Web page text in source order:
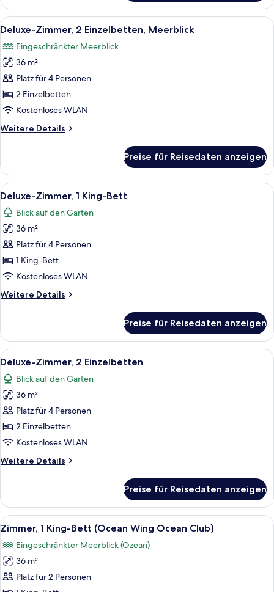
Zimmer,
1 King-
Bett,
Alle
Fotos
für
Deluxe-
Zimmer,
2 Einzelbetten,
Meerblick
Ein Hotelzimmer mit Bett, Sessel,
7
Deluxe-Zimmer, 2 Einzelbetten, Meerblick
Eingeschränkter Meerblick
36 m²
Platz für 4 Personen
2 Einzelbetten
Kostenloses WLAN
Weitere Details
Weitere
Zimmer,
2 Einzelbetten,
Meerblick
Preise für Reisedaten anzeigen
Alle
Fotos
für
Deluxe-
Zimmer,
1 King-
Bett
Ein Hotelzimmer mit einem großen
9
Deluxe-Zimmer, 1 King-Bett
Blick auf den Garten
36 m²
Platz für 4 Personen
1 King-Bett
Kostenloses WLAN
Weitere Details
Weitere
Zimmer,
1 King-
Bett
Preise für Reisedaten anzeigen
Alle
Fotos
für
Deluxe-
Zimmer,
2 Einzelbetten
anzeigen
Ein Hotelzimmer mit Bett, Sessel,
9
Deluxe-Zimmer, 2 Einzelbetten
Blick auf den Garten
36 m²
Platz für 4 Personen
2 Einzelbetten
Kostenloses WLAN
Weitere Details
Weitere
Zimmer,
2 Einzelbetten
Preise für Reisedaten anzeigen
Alle
Fotos
für
Zimmer,
1 King-
Ein Hotelzimmer mit einem großen
8
Zimmer, 1 King-Bett (Ocean Wing Ocean Club)
Eingeschränkter Meerblick (Ozean)
36 m²
Platz für 2 Personen